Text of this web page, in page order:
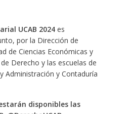
UCAB 2024es
por la Dirección de
de Ciencias Económicas y
Derecho y las escuelas de
Administración y Contaduría
disponibles las